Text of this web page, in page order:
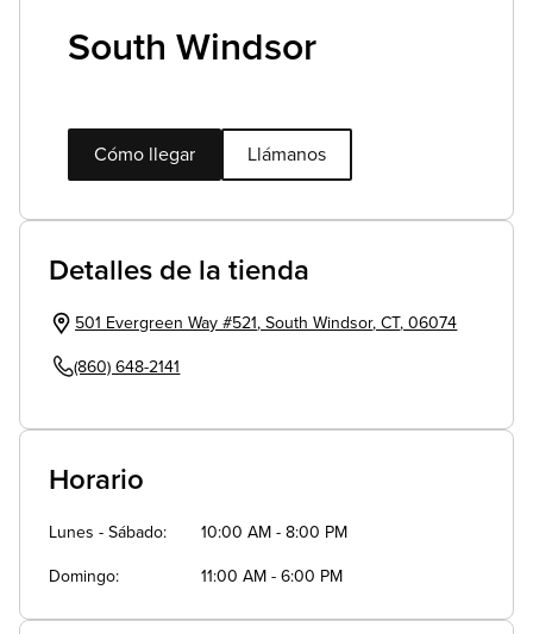
South Windsor
Cómo llegar Llámanos
Detalles de la tienda
501 Evergreen Way #521 , South Windsor, CT , 06074
(860) 648-2141
Horario
Lunes - Sábado 10:00 AM - 8:00 PM
Domingo 11:00 AM - 6:00 PM